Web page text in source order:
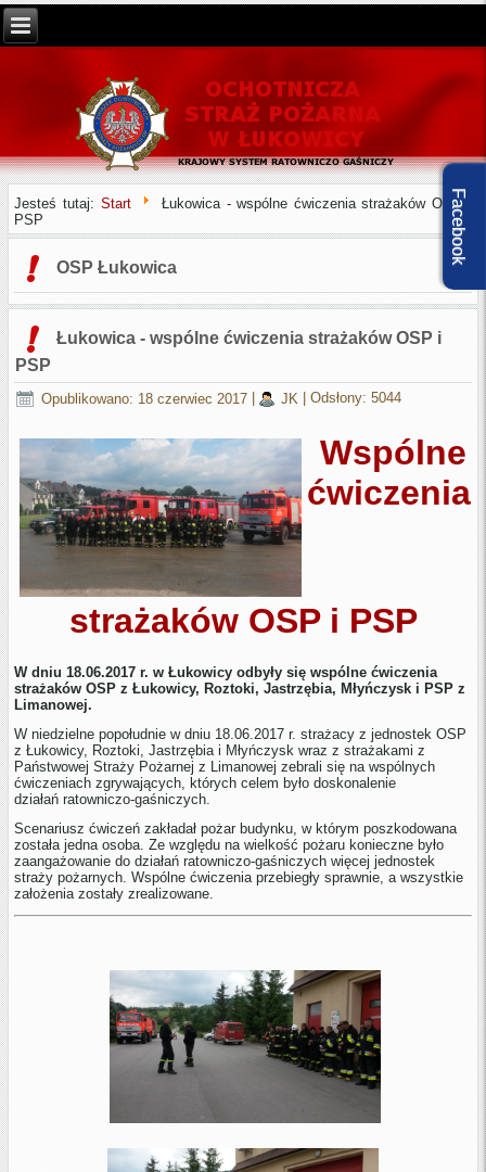
Jesteś tutaj: Start
Łukowica - wspólne ćwiczenia strażaków OSP i
PSP
OSP Łukowica
Łukowica - wspólne ćwiczenia strażaków OSP i
PSP
Opublikowano: 18 czerwiec 2017 JK |Odsłony: 5044
Wspólne
ćwiczenia
strażaków OSP i PSP
W dniu 18.06.2017 r. w Łukowicy odbyły się wspólne ćwiczenia
strażaków OSP z Łukowicy, Roztoki, Jastrzębia, Młyńczysk i PSP z
Limanowej.
W niedzielne popołudnie w dniu 18.06.2017 r. strażacy z jednostek OSP
z Łukowicy, Roztoki, Jastrzębia i Młyńczysk wraz z strażakami z
Państwowej Straży Pożarnej z Limanowej zebrali się na wspólnych
ćwiczeniach zgrywających, których celem było doskonalenie
działań ratowniczo-gaśniczych.
Scenariusz ćwiczeń zakładał pożar budynku, w którym poszkodowana
została jedna osoba. Ze względu na wielkość pożaru konieczne było
zaangażowanie do działań ratowniczo-gaśniczych więcej jednostek
straży pożarnych. Wspólne ćwiczenia przebiegły sprawnie, a wszystkie
założenia zostały zrealizowane.
Facebook